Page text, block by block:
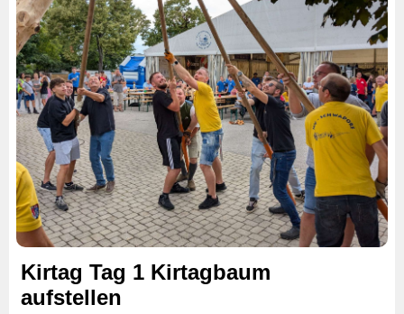
Kirtag Tag 1 Kirtagbaum
aufstellen